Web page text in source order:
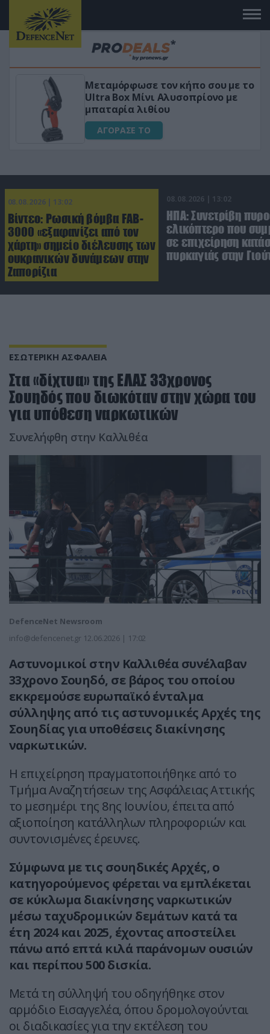
«Μαγική» φόρμουλα τριβόλι + VIP
για αύξηση της λίμπιντο
ΑΓΟΡΑΣΕ ΤΟ
08.08.2026 | 13:02
Βίντεο: Ρωσική βόμβα FAB-
3000 «εξαφανίζει από τον
χάρτη» σημείο διέλευσης των
ουκρανικών δυνάμεων στην
Ζαπορίζια
08.08.2026 | 13:02
ΗΠΑ: Συνετρίβη
ελικόπτερο που
σε επιχείρηση
πυρκαγιάς στην
ΕΣΩΤΕΡΙΚΗ ΑΣΦΑΛΕΙΑ
Στα «δίχτυα» της ΕΛΑΣ 33χρονος
Σουηδός που διωκόταν στην χώρα του
για υπόθεση ναρκωτικών
Συνελήφθη στην Καλλιθέα
DefenceNet Newsroom
info@defencenet.gr 12.06.2026 | 17:02
Αστυνομικοί στην Καλλιθέα συνέλαβαν
33χρονο Σουηδό, σε βάρος του οποίου
εκκρεμούσε ευρωπαϊκό ένταλμα
σύλληψης από τις αστυνομικές Αρχές της
Σουηδίας για υποθέσεις διακίνησης
ναρκωτικών.
Η επιχείρηση πραγματοποιήθηκε από το
Τμήμα Αναζητήσεων της Ασφάλειας Αττικής
το μεσημέρι της 8ης Ιουνίου, έπειτα από
αξιοποίηση κατάλληλων πληροφοριών και
συντονισμένες έρευνες.
Σύμφωνα με τις σουηδικές Αρχές, ο
κατηγορούμενος φέρεται να εμπλέκεται
σε κύκλωμα διακίνησης ναρκωτικών
μέσω ταχυδρομικών δεμάτων κατά τα
έτη 2024 και 2025, έχοντας αποστείλει
πάνω από επτά κιλά παράνομων ουσιών
και περίπου 500 δισκία.
Μετά τη σύλληψή του οδηγήθηκε στον
αρμόδιο Εισαγγελέα, όπου δρομολογούνται
οι διαδικασίες για την εκτέλεση του